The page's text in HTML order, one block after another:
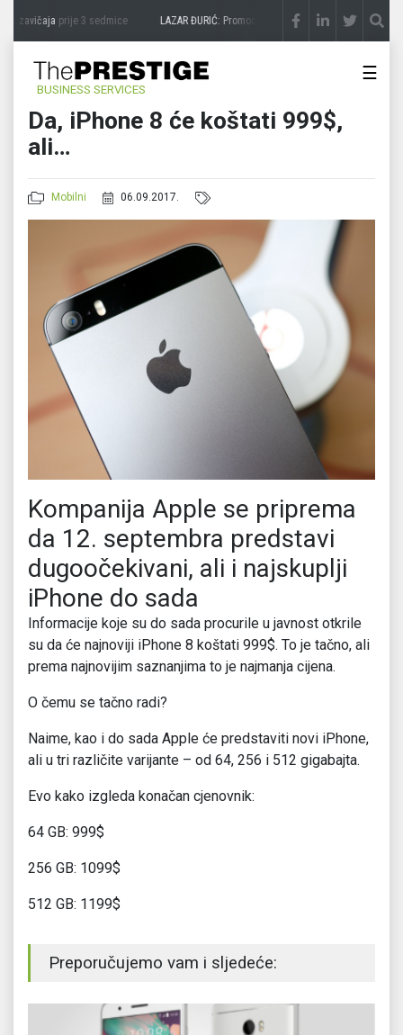
zavičajaprije 3 sedmice LAZAR ĐURIĆ: Promocija potencijal pretvara u
BUSINESS SERVICES
☰
Da, iPhone 8 će koštati 999$,
ali…
Mobilni 06.09.2017.
Kompanija Apple se priprema
da 12. septembra predstavi
dugoočekivani, ali i najskuplji
iPhone do sada
Informacije koje su do sada procurile u javnost otkrile
su da će najnoviji iPhone 8 koštati 999$. To je tačno, ali
prema najnovijim saznanjima to je najmanja cijena.
O čemu se tačno radi?
Naime, kao i do sada Apple će predstaviti novi iPhone,
ali u tri različite varijante – od 64, 256 i 512 gigabajta.
Evo kako izgleda konačan cjenovnik:
64 GB: 999$
256 GB: 1099$
512 GB: 1199$
Preporučujemo vam i sljedeće: